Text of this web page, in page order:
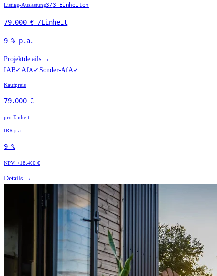
Listing-Auslastung3/3 Einheiten
79.000 €/Einheit
9 %p.a.
Projektdetails →
IAB✓AfA✓Sonder-AfA✓
Kaufpreis
79.000 €
pro Einheit
IRR p.a.
9 %
NPV: +18.400 €
Details →